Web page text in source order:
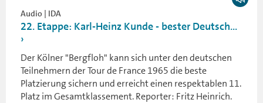
Audio | IDA
22. Etappe: Karl-Heinz Kunde - bester Deutsch...
Der Kölner "Bergfloh" kann sich unter den deutschen
Teilnehmern der Tour de France 1965 die beste
Platzierung sichern und erreicht einen respektablen 11.
Platz im Gesamtklassement. Reporter: Fritz Heinrich.